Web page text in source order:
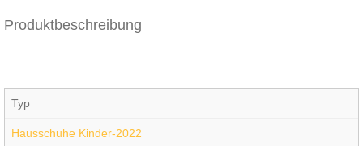
Produktbeschreibung
Typ
Hausschuhe Kinder-2022